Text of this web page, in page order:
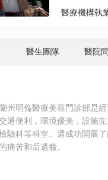
醫療機構執
醫生團隊 醫院
蘭州明倫醫療美容門診部是
通便利，環境優美，設施
驗科等科室。還成功開展
的痛苦和后遺癥。